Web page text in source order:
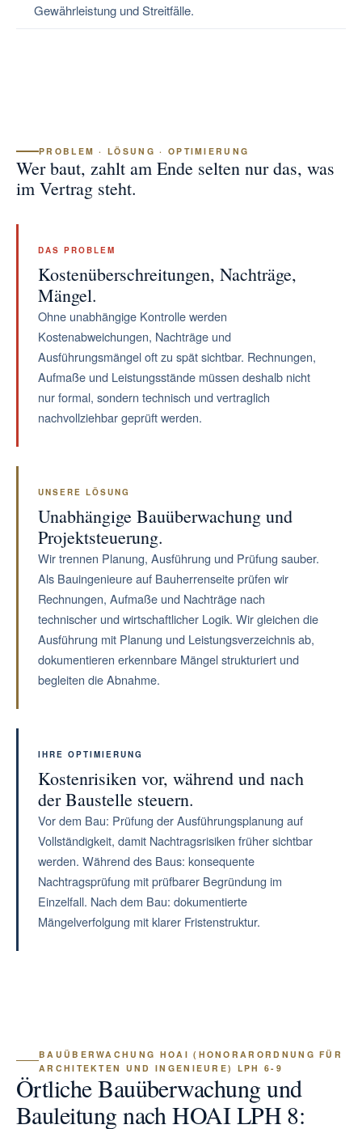
Gewährleistung und Streitfälle.
PROBLEM · LÖSUNG · OPTIMIERUNG
Wer baut, zahlt am Ende selten nur das, was
im Vertrag steht.
DAS PROBLEM
Kostenüberschreitungen, Nachträge,
Mängel.
Ohne unabhängige Kontrolle werden
Kostenabweichungen, Nachträge und
Ausführungsmängel oft zu spät sichtbar. Rechnungen,
Aufmaße und Leistungsstände müssen deshalb nicht
nur formal, sondern technisch und vertraglich
nachvollziehbar geprüft werden.
UNSERE LÖSUNG
Unabhängige Bauüberwachung und
Projektsteuerung.
Wir trennen Planung, Ausführung und Prüfung sauber.
Als Bauingenieure auf Bauherrenseite prüfen wir
Rechnungen, Aufmaße und Nachträge nach
technischer und wirtschaftlicher Logik. Wir gleichen die
Ausführung mit Planung und Leistungsverzeichnis ab,
dokumentieren erkennbare Mängel strukturiert und
begleiten die Abnahme.
IHRE OPTIMIERUNG
Kostenrisiken vor, während und nach
der Baustelle steuern.
Vor dem Bau: Prüfung der Ausführungsplanung auf
Vollständigkeit, damit Nachtragsrisiken früher sichtbar
werden. Während des Baus: konsequente
Nachtragsprüfung mit prüfbarer Begründung im
Einzelfall. Nach dem Bau: dokumentierte
Mängelverfolgung mit klarer Fristenstruktur.
BAUÜBERWACHUNG HOAI (HONORARORDNUNG FÜR
ARCHITEKTEN UND INGENIEURE) LPH 6-9
Örtliche Bauüberwachung und
Bauleitung nach HOAI LPH 8: